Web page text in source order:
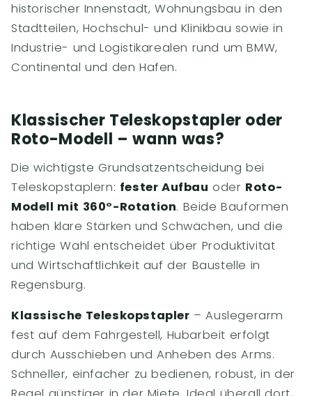
historischer Innenstadt, Wohnungsbau in den
Stadtteilen, Hochschul- und Klinikbau sowie in
Industrie- und Logistikarealen rund um BMW,
Continental und den Hafen.
Klassischer Teleskopstapler oder
Roto-Modell – wann was?
Die wichtigste Grundsatzentscheidung bei
Teleskopstaplern: fester Aufbau oder Roto-
Modell mit 360°-Rotation. Beide Bauformen
haben klare Stärken und Schwächen, und die
richtige Wahl entscheidet über Produktivität
und Wirtschaftlichkeit auf der Baustelle in
Regensburg.
Klassische Teleskopstapler – Auslegerarm
fest auf dem Fahrgestell, Hubarbeit erfolgt
durch Ausschieben und Anheben des Arms.
Schneller, einfacher zu bedienen, robust, in der